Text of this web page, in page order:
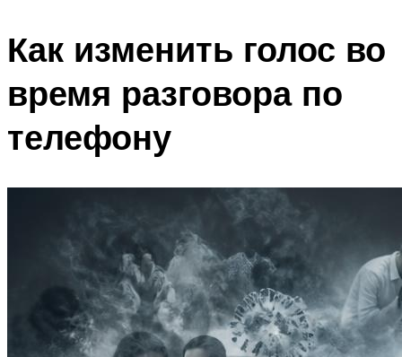
Как изменить голос во
время разговора по
телефону